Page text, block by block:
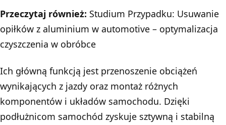
Przeczytaj również: Studium Przypadku: Usuwanie
opiłków z aluminium w automotive – optymalizacja
czyszczenia w obróbce
Ich główną funkcją jest przenoszenie obciążeń
wynikających z jazdy oraz montaż różnych
komponentów i układów samochodu. Dzięki
podłużnicom samochód zyskuje sztywną i stabilną